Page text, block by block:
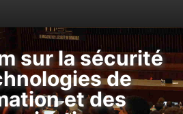
sur la sécurité
de
et des